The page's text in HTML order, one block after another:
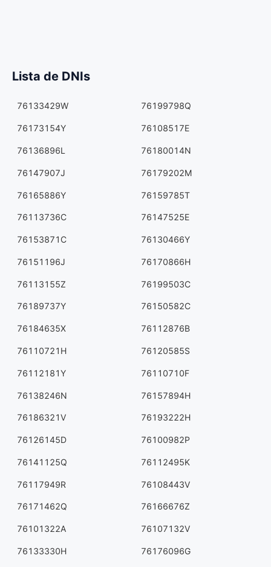
Lista de DNIs
76133429W 76199798Q
76173154Y 76108517E
76136896L 76180014N
76147907J 76179202M
76165886Y 76159785T
76113736C 76147525E
76153871C 76130466Y
76151196J 76170866H
76113155Z 76199503C
76189737Y 76150582C
76184635X 76112876B
76110721H 76120585S
76112181Y 76110710F
76138246N 76157894H
76186321V 76193222H
76126145D 76100982P
76141125Q 76112495K
76117949R 76108443V
76171462Q 76166676Z
76101322A 76107132V
76133330H 76176096G